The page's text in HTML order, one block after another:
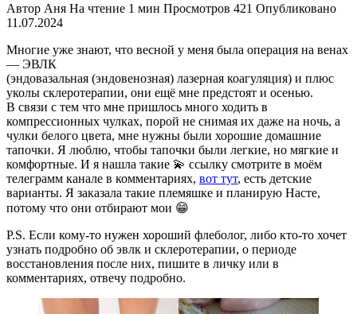
Автор Аня На чтение 1 мин Просмотров 421 Опубликовано
11.07.2024
Многие уже знают, что весной у меня была операция на венах
— ЭВЛК
(эндовазальная (эндовенозная) лазерная коагуляция) и плюс
уколы склеротерапии, они ещё мне предстоят и осенью.
В связи с тем что мне пришлось много ходить в
компрессионных чулках, порой не снимая их даже на ночь, а
чулки белого цвета, мне нужны были хорошие домашние
тапочки. Я люблю, чтобы тапочки были легкие, но мягкие и
комфортные. И я нашла такие 💫 ссылку смотрите в моём
телеграмм канале в комментариях, вот тут, есть детские
варианты. Я заказала такие племяшке и планирую Насте,
потому что они отбирают мои 😁
P.S. Если кому-то нужен хороший флеболог, либо кто-то хочет
узнать подробно об эвлк и склеротерапии, о периоде
восстановления после них, пишите в личку или в
комментариях, отвечу подробно.